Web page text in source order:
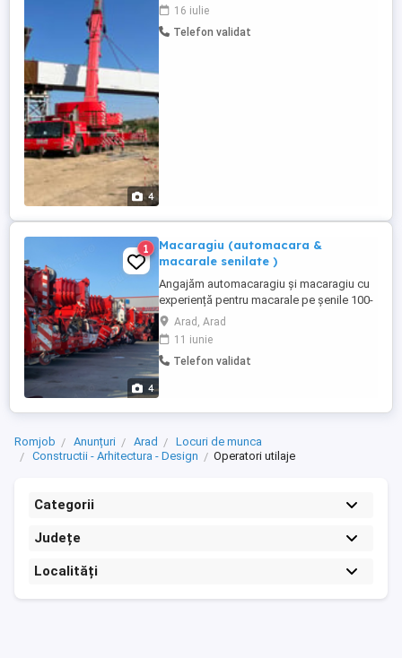
4
16 iulie
Telefon validat
4
1
Macaragiu (automacara &
macarale senilate )
Angajăm automacaragiu și macaragiu cu
experiență pentru macarale pe șenile 100-
600 tone (referinta LR 1350 și CC 2800)
dispus să lucreze pe întreg teritoriul
României. Angajăm automacaragiu pe
diferite tipuri de automacarale cu
Arad, Arad
11 iunie
Telefon validat
Romjob Anunțuri Arad
Locuri de munca
Constructii - Arhitectura - Design
Operatori utilaje
Categorii
Județe
Localități